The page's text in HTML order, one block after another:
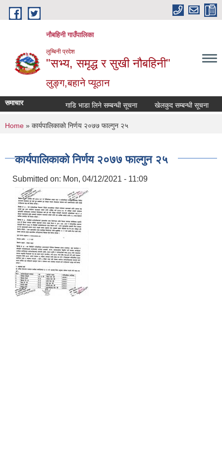
Skip to main content
नौबहिनी गाउँपालिका
लुम्बिनी प्रदेश
"सभ्य, समृद्ध र सुखी नौबहिनी"
लुङ्ग,बहाने प्यूठान
समाचार गाडि भाडा लिने सम्बन्धी सूचना खेलकुद सम्बन्धी सूचना
You are here
Home » कार्यपालिकाकाे निर्णय २०७७ फाल्गुन २५
कार्यपालिकाकाे निर्णय २०७७ फाल्गुन २५
Submitted on: Mon, 04/12/2021 - 11:09